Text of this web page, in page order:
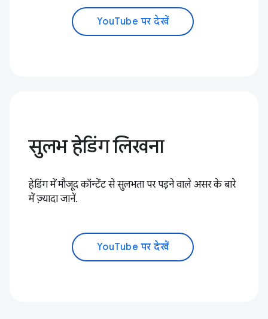
YouTube पर देखें
सुलभ हेडिंग लिखना
हेडिंग में मौजूद कॉन्टेंट से सुलभता पर पड़ने वाले असर के बारे
में ज़्यादा जानें.
YouTube पर देखें